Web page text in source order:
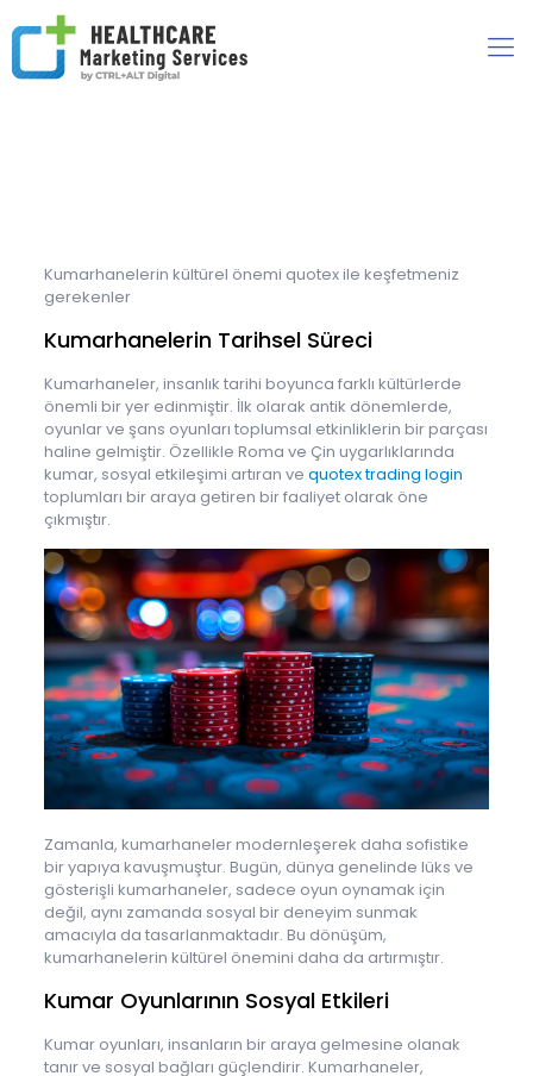
Kumarhanelerin kültürel önemi quotex ile keşfetmeniz
gerekenler
Kumarhanelerin Tarihsel Süreci
Kumarhaneler, insanlık tarihi boyunca farklı kültürlerde
önemli bir yer edinmiştir. İlk olarak antik dönemlerde,
oyunlar ve şans oyunları toplumsal etkinliklerin bir parçası
haline gelmiştir. Özellikle Roma ve Çin uygarlıklarında
kumar, sosyal etkileşimi artıran ve quotex trading login
toplumları bir araya getiren bir faaliyet olarak öne
çıkmıştır.
Zamanla, kumarhaneler modernleşerek daha sofistike
bir yapıya kavuşmuştur. Bugün, dünya genelinde lüks ve
gösterişli kumarhaneler, sadece oyun oynamak için
değil, aynı zamanda sosyal bir deneyim sunmak
amacıyla da tasarlanmaktadır. Bu dönüşüm,
kumarhanelerin kültürel önemini daha da artırmıştır.
Kumar Oyunlarının Sosyal Etkileri
Kumar oyunları, insanların bir araya gelmesine olanak
tanır ve sosyal bağları güçlendirir. Kumarhaneler,